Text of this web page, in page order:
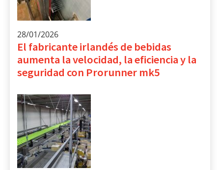
28/01/2026
El fabricante irlandés de bebidas
aumenta la velocidad, la eficiencia y la
seguridad con Prorunner mk5